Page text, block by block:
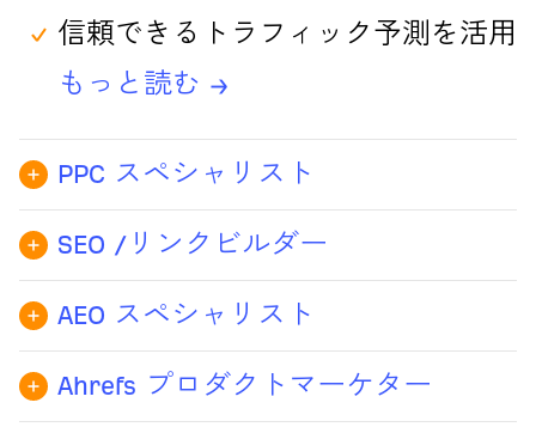
信頼できるトラフィック予測を活用
もっと読む →
PPC スペシャリスト
広告パフォーマンスをベンチマーク
競合の広告コピーを分析する
ROIを高める高意図キーワード候補
もっと読む →
SEO /リンクビルダー
ランキングギャップを特定
トップの被リンクの機会を表面化
サイト監査を自動化してオーガニッ
AEO スペシャリスト
どの AI プラットフォームがどんな
クエリに対してあなたのブランドを
Ahrefs プロダクトマーケター